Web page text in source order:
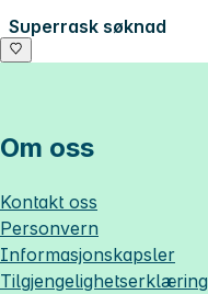
Superrask søknad
Om oss
Kontakt oss
Personvern
Informasjonskapsler
Tilgjengelighetserklæring